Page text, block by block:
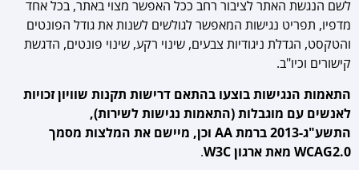
לשם הנגשת האתר לציבור רחב ככל האפשר מצוי באתר, בכל אחד
מדפיו, תפריט נגישות המאפשר לגולשים לשנות את גודל הפונטים
והטקסט, הגדלת ניגודיות צבעים, שינוי רקע, שינוי פונטים, הדגשת
קישורים וכיו"ב.
התאמות הנגישות בוצעו בהתאם דרישות תקנות שוויון זכויות
לאנשים עם מוגבלות (התאמות נגישות לשירות),
התשע"ג-2013 ברמת
וכן, מיישם את המלצות מסמך
WCAG2.0 מאת ארגוןW3C
.